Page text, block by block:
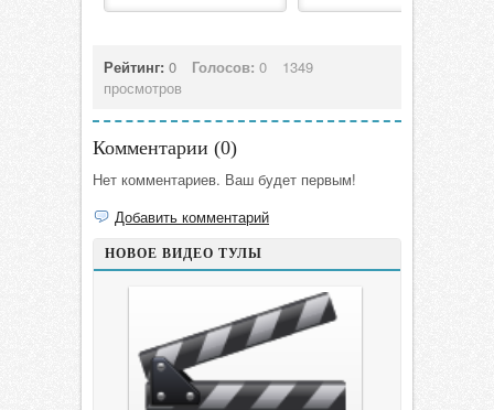
Рейтинг: 0 Голосов: 0
1349
просмотров
Комментарии (0)
Нет комментариев. Ваш будет первым!
Добавить комментарий
НОВОЕ ВИДЕО ТУЛЫ